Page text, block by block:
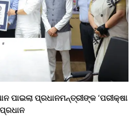
ପାଇଲା ପ୍ରଧାନମନ୍ତ୍ରୀଙ୍କ ‘ପରୀକ୍ଷା
ପ୍ରଧାନ